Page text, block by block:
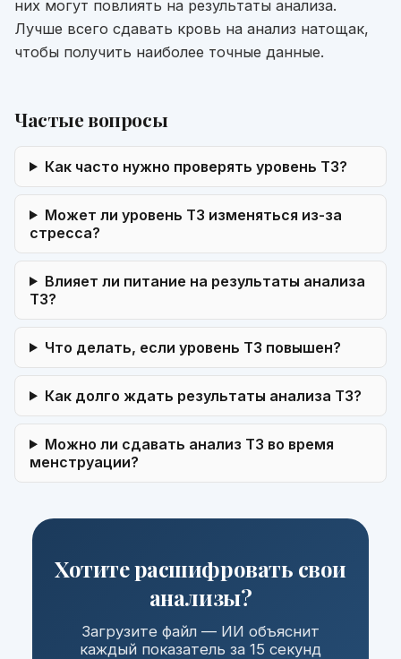
них могут повлиять на результаты анализа.
Лучше всего сдавать кровь на анализ натощак,
чтобы получить наиболее точные данные.
Частые вопросы
Как часто нужно проверять уровень Т3?
Может ли уровень Т3 изменяться из-за
стресса?
Влияет ли питание на результаты анализа
Т3?
Что делать, если уровень Т3 повышен?
Как долго ждать результаты анализа Т3?
Можно ли сдавать анализ Т3 во время
менструации?
Хотите расшифровать свои
анализы?
Загрузите файл — ИИ объяснит
каждый показатель за 15 секунд